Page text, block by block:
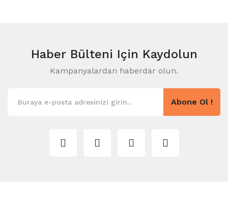
Haber Bülteni Için Kaydolun
Kampanyalardan haberdar olun.
Abone Ol !